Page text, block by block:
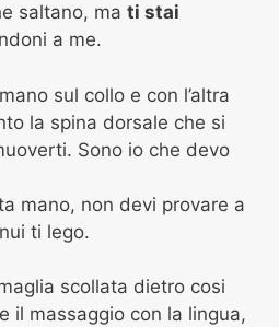
saltano, ma ti stai
a me.
sul collo e con l’altra
la spina dorsale che si
Sono io che devo
mano, non devi provare a
ti lego.
scollata dietro cosi
il massaggio con la lingua,